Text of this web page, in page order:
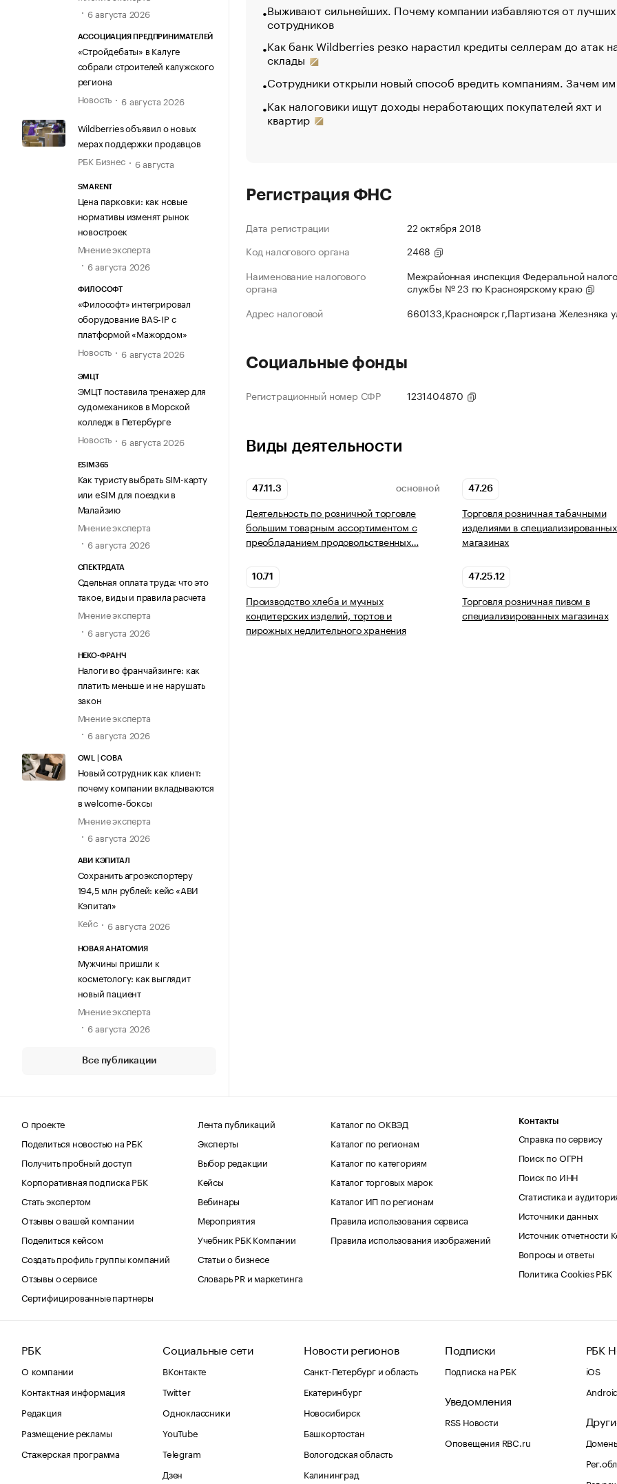
6 августа 2026
АССОЦИАЦИЯ ПРЕДПРИНИМАТЕЛЕЙ
«Стройдебаты» в Калуге
собрали строителей калужского
региона
Новость
6 августа 2026
Wildberries объявил о новых
мерах поддержки продавцов
РБК Бизнес
6 августа
SMARENT
Цена парковки: как новые
нормативы изменят рынок
новостроек
Мнение эксперта
6 августа 2026
ФИЛОСОФТ
«Философт» интегрировал
оборудование BAS-IP с
платформой «Мажордом»
Новость
6 августа 2026
ЭМЦТ
ЭМЦТ поставила тренажер для
судомехаников в Морской
колледж в Петербурге
Новость
6 августа 2026
ESIM365
Как туристу выбрать SIM-карту
или eSIM для поездки в
Малайзию
Мнение эксперта
6 августа 2026
СПЕКТРДАТА
Сдельная оплата труда: что это
такое, виды и правила расчета
Мнение эксперта
6 августа 2026
НЕКО-ФРАНЧ
Налоги во франчайзинге: как
платить меньше и не нарушать
закон
Мнение эксперта
6 августа 2026
OWL | СОВА
Новый сотрудник как клиент:
почему компании вкладываются
в welcome-боксы
Мнение эксперта
6 августа 2026
АВИ КЭПИТАЛ
Сохранить агроэкспортеру
194,5 млн рублей: кейс «АВИ
Кэпитал»
Кейс
6 августа 2026
НОВАЯ АНАТОМИЯ
Мужчины пришли к
косметологу: как выглядит
новый пациент
Мнение эксперта
6 августа 2026
Все публикации
Выживают сильнейших. Почему компании избавляются от лучших
сотрудников
Как банк Wildberries резко нарастил кредиты селлерам до атак
склады
Сотрудники открыли новый способ вредить компаниям. Зачем
Как налоговики ищут доходы неработающих покупателей яхт и
квартир
Регистрация ФНС
Дата регистрации
22 октября 2018
Код налогового органа
2468
Наименование налогового
органа
Межрайонная инспекция Федеральной
службы № 23 по Красноярскому краю
Адрес налоговой
660133,Красноярск г,Партизана Железняка
Социальные фонды
Регистрационный номер СФР 1231404870
Виды деятельности
47.11.3 ОСНОВНОЙ
Деятельность по розничной торговле
большим товарным ассортиментом с
преобладанием продовольственных…
47.26
Торговля розничная табачными
изделиями в специализированных
магазинах
10.71
Производство хлеба и мучных
кондитерских изделий, тортов и
пирожных недлительного хранения
47.25.12
Торговля розничная пивом в
специализированных магазинах
О проекте
Поделиться новостью на РБК
Получить пробный доступ
Корпоративная подписка РБК
Стать экспертом
Отзывы о вашей компании
Поделиться кейсом
Создать профиль группы компаний
Отзывы о сервисе
Сертифицированные партнеры
Лента публикаций
Эксперты
Выбор редакции
Кейсы
Вебинары
Мероприятия
Учебник РБК Компании
Статьи о бизнесе
Словарь PR и маркетинга
Каталог по ОКВЭД
Каталог по регионам
Каталог по категориям
Каталог торговых марок
Каталог ИП по регионам
Правила использования сервиса
Правила использования изображений
Контакты
Справка по сервису
Поиск по ОГРН
Поиск по ИНН
Статистика и
Источники данных
Источник отчетности
Вопросы и ответы
Политика Cookies РБК
РБК
О компании
Контактная информация
Редакция
Размещение рекламы
Стажерская программа
Социальные сети
ВКонтакте
Twitter
Одноклассники
YouTube
Telegram
Дзен
Новости регионов
Санкт-Петербург и область
Екатеринбург
Новосибирск
Башкортостан
Вологодская область
Калининград
Подписки
Подписка на РБК
Уведомления
RSS Новости
Оповещения RBC.ru
РБК
iOS